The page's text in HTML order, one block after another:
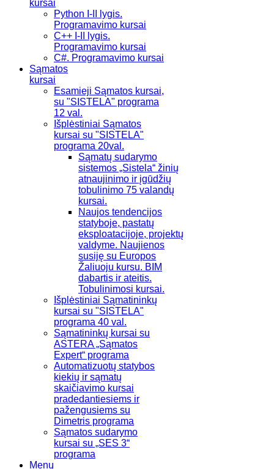
kursai
Python I-II lygis.
Programavimo kursai
C++ I-II lygis.
Programavimo kursai
C#. Programavimo kursai
Sąmatos
kursai
Esamieji Sąmatos kursai,
su "SISTELA" programa
12 val.
Išplėstiniai Sąmatos
kursai su "SISTELA"
programa 20val.
Sąmatų sudarymo
sistemos „Sistela“ žinių
atnaujinimo ir įgūdžių
tobulinimo 75 valandų
kursai.
Naujos tendencijos
statyboje, pastatų
eksploatacijoje, projektų
valdyme. Naujienos
susiję su Europos
Žaliuoju kursu. BIM
dabartis ir ateitis.
Tobulinimosi kursai.
Išplėstiniai Sąmatininkų
kursai su "SISTELA"
programa 40 val.
Sąmatininkų kursai su
ASTERA „Sąmatos
Expert“ programa
Automatizuotų statybos
kiekių ir sąmatų
skaičiavimo kursai
pradedantiesiems ir
pažengusiems su
Dimetris programa
Sąmatos sudarymo
kursai su „SES 3“
programa
Menų